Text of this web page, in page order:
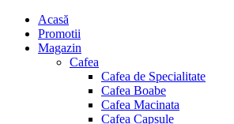
Menu
Acasă
Promotii
Magazin
Cafea
Cafea de Specialitate
Cafea Boabe
Cafea Macinata
Cafea Capsule